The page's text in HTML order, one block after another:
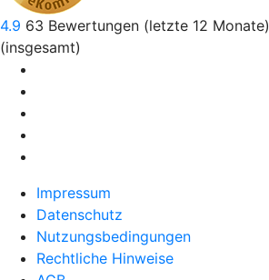
4.9 63 Bewertungen (letzte 12 Monate)
(insgesamt)
Impressum
Datenschutz
Nutzungsbedingungen
Rechtliche Hinweise